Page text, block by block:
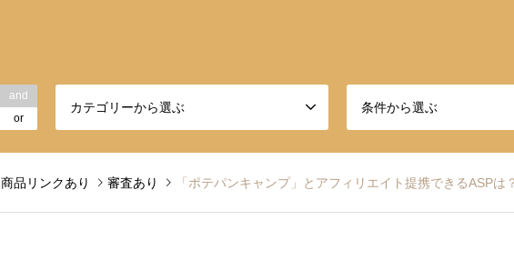
and
or
カテゴリーから選ぶ 条件から選ぶ
商品リンクあり 審査あり 「ポテパンキャンプ」とアフィリエイト提携できるASPは？